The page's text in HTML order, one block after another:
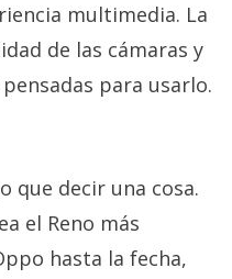
multimedia. La
de las cámaras y
para usarlo.
que decir una cosa.
el Reno más
hasta la fecha,